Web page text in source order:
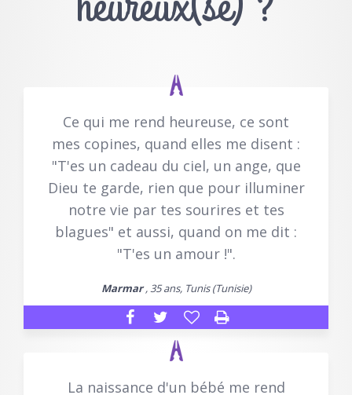
Ce qui me rend heureuse, ce sont
mes copines, quand elles me disent :
"T'es un cadeau du ciel, un ange, que
Dieu te garde, rien que pour illuminer
notre vie par tes sourires et tes
blagues" et aussi, quand on me dit :
"T'es un amour !".
Marmar, 35 ans, Tunis (Tunisie)
La naissance d'un bébé me rend